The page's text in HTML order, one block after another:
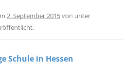
2. September 2015von unter
Schule in Hessen